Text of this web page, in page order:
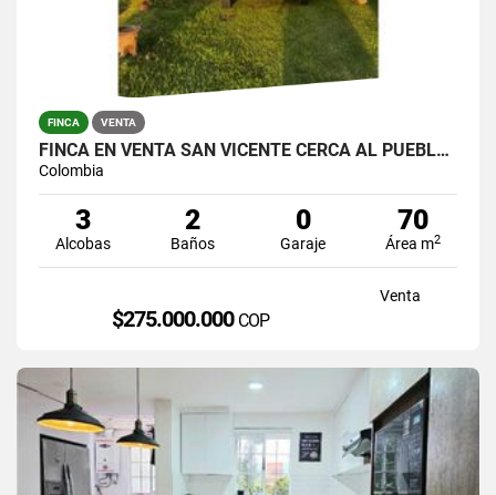
FINCA VENTA
FINCA EN VENTA SAN VICENTE CERCA AL PUEBLO VEREDA TRAVESIAS
Colombia
3
Alcobas
2
Baños
0
Garaje
70
Área m2
Venta
$275.000.000 COP